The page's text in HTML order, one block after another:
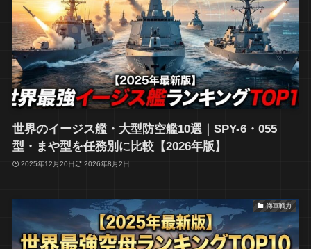
世界のイージス艦・大型防空艦10選｜SPY-6・055
型・まや型を任務別に比較【2026年版】
2025年12月20日 2026年8月2日
海軍戦力